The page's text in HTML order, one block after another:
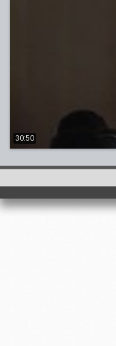
30:50